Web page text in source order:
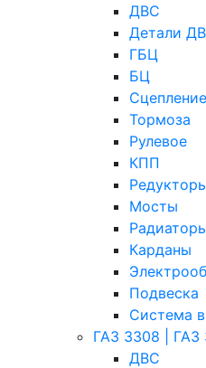
ДВС
Детали
ГБЦ
БЦ
Сцепление
Тормоза
Рулевое
КПП
Мосты
Карданы
Подвеска
Система
ГАЗ 3308 | ГАЗ
ДВС